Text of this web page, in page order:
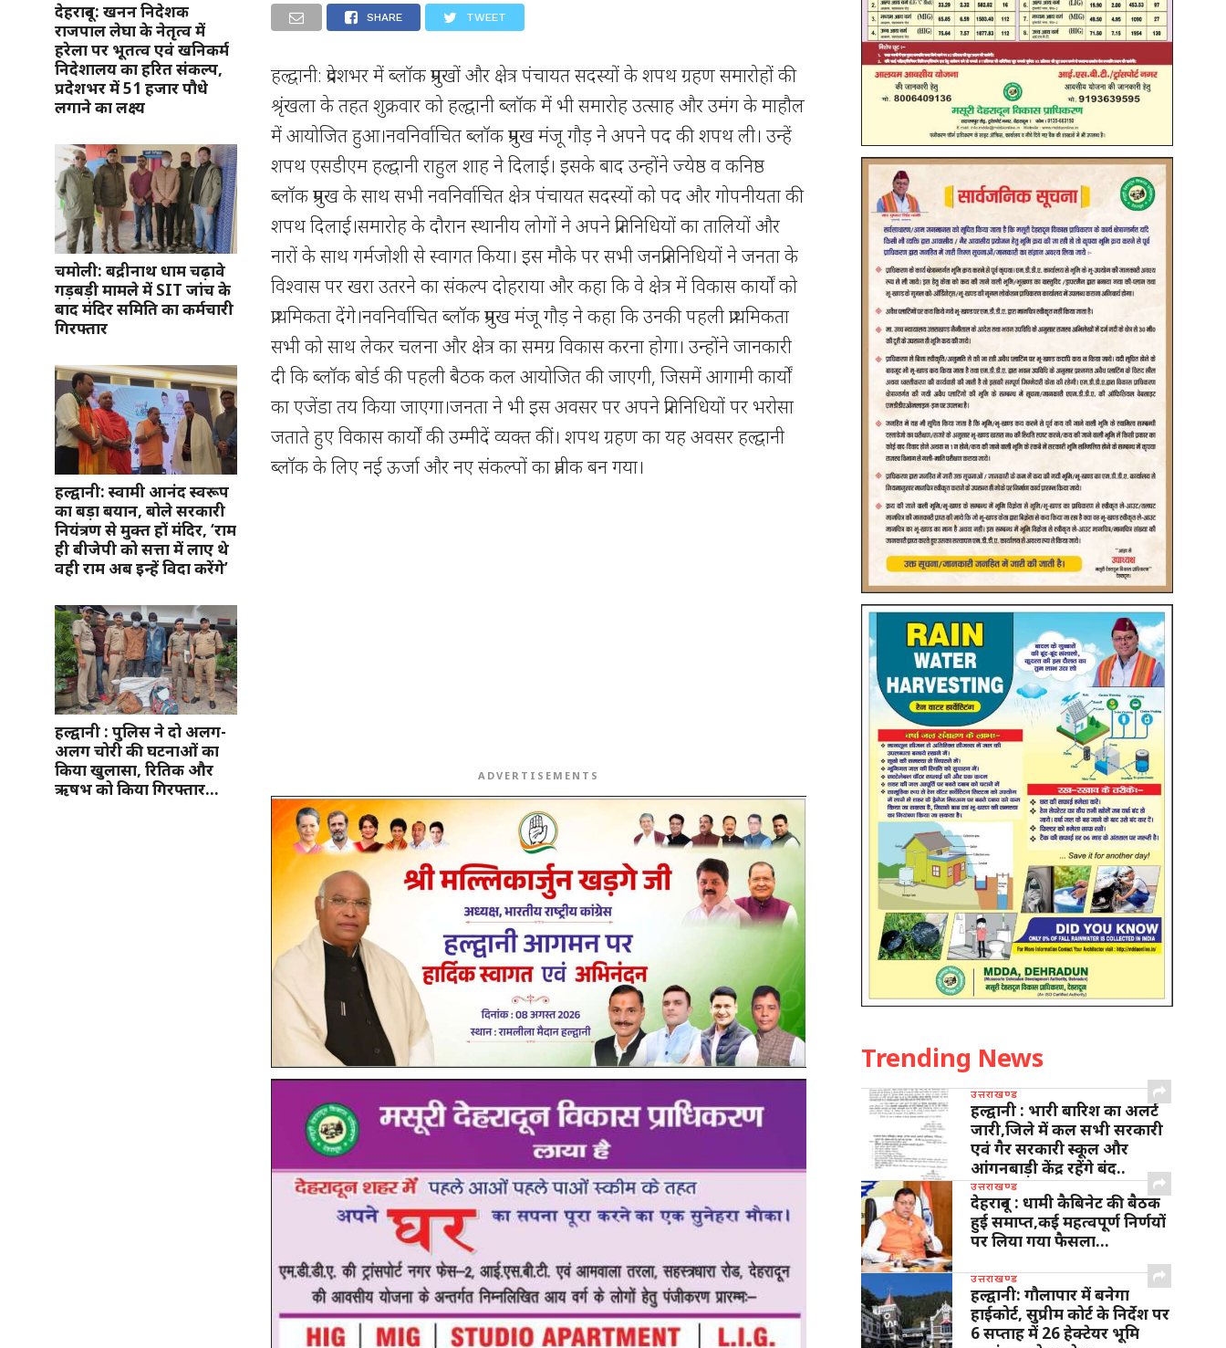
देहरादून: खनन निदेशक
राजपाल लेघा के नेतृत्व में
हरेला पर भूतत्व एवं खनिकर्म
निदेशालय का हरित संकल्प,
प्रदेशभर में 51 हजार पौधे
लगाने का लक्ष्य
चमोली: बद्रीनाथ धाम चढ़ावे
गड़बड़ी मामले में SIT जांच के
बाद मंदिर समिति का कर्मचारी
गिरफ्तार
हल्द्वानी: स्वामी आनंद स्वरूप
का बड़ा बयान, बोले सरकारी
नियंत्रण से मुक्त हों मंदिर, ‘राम
ही बीजेपी को सत्ता में लाए थे
वही राम अब इन्हें विदा करेंगे’
हल्द्वानी : पुलिस ने दो अलग-
अलग चोरी की घटनाओं का
किया खुलासा, रितिक और
ऋषभ को किया गिरफ्तार…
SHARE TWEET
हल्द्वानी: प्रदेशभर में ब्लॉक प्रमुखों और क्षेत्र पंचायत सदस्यों के शपथ ग्रहण समारोहों की
श्रृंखला के तहत शुक्रवार को हल्द्वानी ब्लॉक में भी समारोह उत्साह और उमंग के माहौल
में आयोजित हुआ।नवनिर्वाचित ब्लॉक प्रमुख मंजू गौड़ ने अपने पद की शपथ ली। उन्हें
शपथ एसडीएम हल्द्वानी राहुल शाह ने दिलाई। इसके बाद उन्होंने ज्येष्ठ व कनिष्ठ
ब्लॉक प्रमुख के साथ सभी नवनिर्वाचित क्षेत्र पंचायत सदस्यों को पद और गोपनीयता की
शपथ दिलाई।समारोह के दौरान स्थानीय लोगों ने अपने प्रतिनिधियों का तालियों और
नारों के साथ गर्मजोशी से स्वागत किया। इस मौके पर सभी जनप्रतिनिधियों ने जनता के
विश्वास पर खरा उतरने का संकल्प दोहराया और कहा कि वे क्षेत्र में विकास कार्यों को
प्राथमिकता देंगे।नवनिर्वाचित ब्लॉक प्रमुख मंजू गौड़ ने कहा कि उनकी पहली प्राथमिकता
सभी को साथ लेकर चलना और क्षेत्र का समग्र विकास करना होगा। उन्होंने जानकारी
दी कि ब्लॉक बोर्ड की पहली बैठक कल आयोजित की जाएगी, जिसमें आगामी कार्यों
का एजेंडा तय किया जाएगा।जनता ने भी इस अवसर पर अपने प्रतिनिधियों पर भरोसा
जताते हुए विकास कार्यों की उम्मीदें व्यक्त कीं। शपथ ग्रहण का यह अवसर हल्द्वानी
ब्लॉक के लिए नई ऊर्जा और नए संकल्पों का प्रतीक बन गया।
ADVERTISEMENTS
Trending News
उत्तराखण्ड
हल्द्वानी : भारी बारिश का अलर्ट
जारी,जिले में कल सभी सरकारी
एवं गैर सरकारी स्कूल और
आंगनबाड़ी केंद्र रहेंगे बंद..
उत्तराखण्ड
देहरादून : धामी कैबिनेट की बैठक
हुई समाप्त,कई महत्वपूर्ण निर्णयों
पर लिया गया फैसला…
उत्तराखण्ड
हल्द्वानी: गौलापार में बनेगा
हाईकोर्ट, सुप्रीम कोर्ट के निर्देश पर
6 सप्ताह में 26 हेक्टेयर भूमि